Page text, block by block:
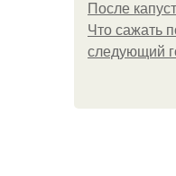
После
Что сажать
следующий